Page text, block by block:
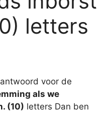
letters
voor de
als we
(10) letters Dan ben